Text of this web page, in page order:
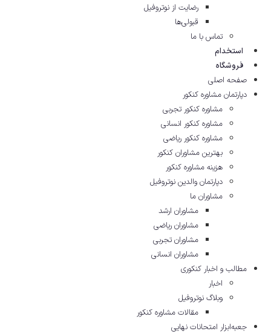
رضایت از نوتروفیل
قبولی‌ها
تماس با ما
استخدام
فروشگاه
صفحه اصلی
دپارتمان مشاوره کنکور
مشاوره کنکور تجربی
مشاوره کنکور انسانی
مشاوره کنکور ریاضی
بهترین مشاوران کنکور
هزینه مشاوره کنکور
دپارتمان والدین نوتروفیل
مشاوران ما
مشاوران ارشد
مشاوران ریاضی
مشاوران تجربی
مشاوران انسانی
مطالب و اخبار کنکوری
اخبار
وبلاگ نوتروفیل
مقالات مشاوره‌ کنکور
جعبه‌ابزار امتحانات نهایی